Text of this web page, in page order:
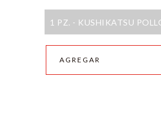
1 PZ. - KUSHIKATSU
AGREGAR